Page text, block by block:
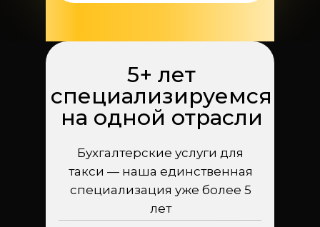
5+ лет
специализируемся
на одной отрасли
Бухгалтерские услуги для
такси — наша единственная
специализация уже более 5
лет